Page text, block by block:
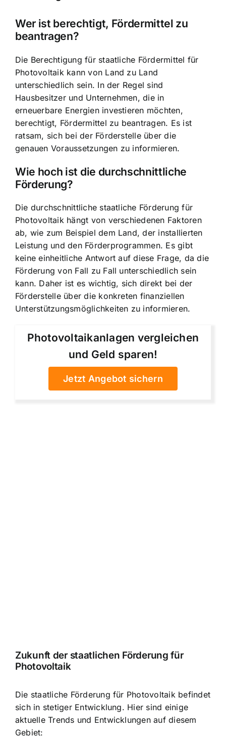
Wer ist berechtigt, Fördermittel zu
beantragen?
Die Berechtigung für staatliche Fördermittel für
Photovoltaik kann von Land zu Land
unterschiedlich sein. In der Regel sind
Hausbesitzer und Unternehmen, die in
erneuerbare Energien investieren möchten,
berechtigt, Fördermittel zu beantragen. Es ist
ratsam, sich bei der Förderstelle über die
genauen Voraussetzungen zu informieren.
Wie hoch ist die durchschnittliche
Förderung?
Die durchschnittliche staatliche Förderung für
Photovoltaik hängt von verschiedenen Faktoren
ab, wie zum Beispiel dem Land, der installierten
Leistung und den Förderprogrammen. Es gibt
keine einheitliche Antwort auf diese Frage, da die
Förderung von Fall zu Fall unterschiedlich sein
kann. Daher ist es wichtig, sich direkt bei der
Förderstelle über die konkreten finanziellen
Unterstützungsmöglichkeiten zu informieren.
Photovoltaikanlagen vergleichen
und Geld sparen!
Jetzt Angebot sichern
Zukunft der staatlichen Förderung für
Photovoltaik
Die staatliche Förderung für Photovoltaik befindet
sich in stetiger Entwicklung. Hier sind einige
aktuelle Trends und Entwicklungen auf diesem
Gebiet: